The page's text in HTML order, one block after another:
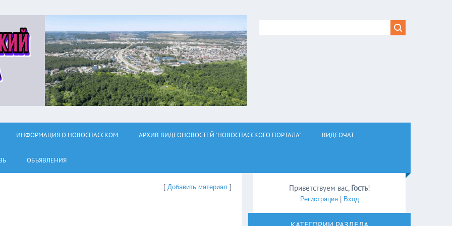
ИНФОРМАЦИЯ О НОВОСПАССКОМ АРХИВ ВИДЕОНОВОСТЕЙ "НОВОСПАССКОГО ПОРТАЛА" ВИДЕОЧАТ
ОБЪЯВЛЕНИЯ
[Добавить материал ] Приветствуем вас, Гость!
Регистрация| Вход